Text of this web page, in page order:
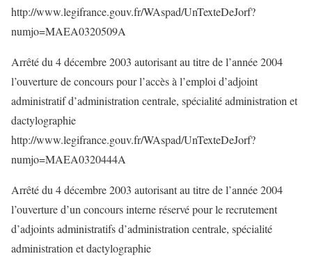
http://www.legifrance.gouv.fr/WAspad/UnTexteDeJorf?
numjo=MAEA0320509A
Arrêté du 4 décembre 2003 autorisant au titre de l’année 2004
l’ouverture de concours pour l’accès à l’emploi d’adjoint
administratif d’administration centrale, spécialité administration et
dactylographie
http://www.legifrance.gouv.fr/WAspad/UnTexteDeJorf?
numjo=MAEA0320444A
Arrêté du 4 décembre 2003 autorisant au titre de l’année 2004
l’ouverture d’un concours interne réservé pour le recrutement
d’adjoints administratifs d’administration centrale, spécialité
administration et dactylographie